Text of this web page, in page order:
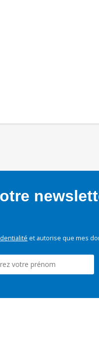
et autorise que mes